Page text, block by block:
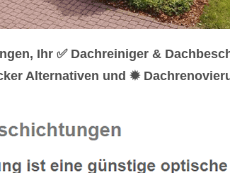
Ihr ✅ Dachreiniger &
Alternativen und ✹